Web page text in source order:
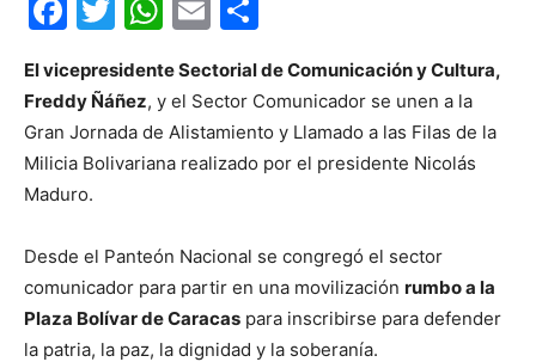
Facebook
Twitter
WhatsApp
Email
El vicepresidente Sectorial de Comunicación y Cultura,
Freddy Ñáñez, y el Sector Comunicador se unen a la
Gran Jornada de Alistamiento y Llamado a las Filas de la
Milicia Bolivariana realizado por el presidente Nicolás
Maduro.
Desde el Panteón Nacional se congregó el sector
comunicador para partir en una movilización rumbo a la
Plaza Bolívar de Caracas para inscribirse para defender
la patria, la paz, la dignidad y la soberanía.